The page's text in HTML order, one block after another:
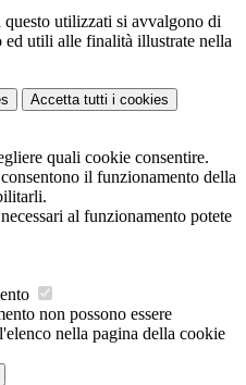
utilizzati si avvalgono di
ed utili alle finalità illustrate nella
Accetta tutti i cookies
quali cookie consentire.
il funzionamento della
al funzionamento potete
non possono essere
nella pagina della cookie